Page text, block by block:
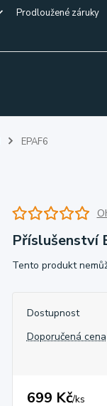
Prodloužené záruky
EPAF6
Příslušenství
Tento produkt
Dostupnost
Doporučená cena
699 Kč/ks